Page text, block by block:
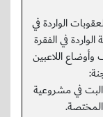
الواردة في
(62) للمخالفة الواردة في الفقرة
وأوضاع اللاعبين
في مشروعية